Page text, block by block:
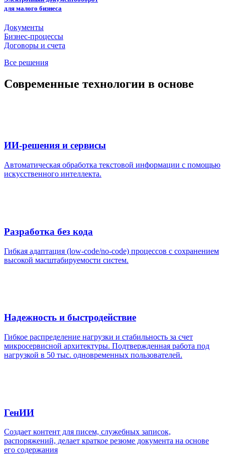
для малого бизнеса
Документы
Бизнес-процессы
Договоры и счета
Все решения
Современные технологии в основе
ИИ-решения и сервисы
Автоматическая обработка текстовой информации с помощью
искусственного интеллекта.
Разработка без кода
Гибкая адаптация (low-code/no-code) процессов с сохранением
высокой масштабируемости систем.
Надежность и быстродействие
Гибкое распределение нагрузки и стабильность за счет
микросервисной архитектуры. Подтвержденная работа под
нагрузкой в 50 тыс. одновременных пользователей.
ГенИИ
Создает контент для писем, служебных записок,
распоряжений, делает краткое резюме документа на основе
его содержания